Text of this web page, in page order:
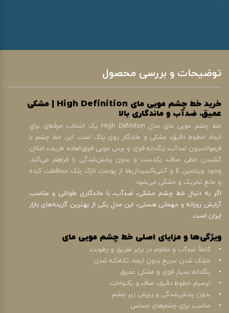
توضیحات و بررسی محصول
خرید خط چشم مویی مای High Definition | مشکی
عمیق، ضدآب و ماندگاری بالا
خط چشم مویی مای مدل High Definition یک انتخاب حرفه‌ای برای
ایجاد خطوط دقیق، مشکی و ماندگار روی پلک است. این خط چشم با
فرمولاسیون ضدآب، رنگدانه قوی و برس مویی فوق‌العاده ظریف، امکان
کشیدن خطی صاف، یکدست و بدون پخش‌شدگی را فراهم می‌کند.
وجود ویتامین E و آنتی‌اکسیدان‌ها از پوست نازک پلک محافظت کرده
و مانع تحریک و خشکی می‌شود.
اگر به دنبال خط چشم مشکی، ضدآب، با ماندگاری طولانی و مناسب
آرایش روزانه و مهمانی هستی، این مدل یکی از بهترین گزینه‌های بازار
ایران است.
ویژگی‌ها و مزایای اصلی خط چشم مویی مای
• کاملاً ضدآب و مقاوم در برابر تعریق و رطوبت
• خشک شدن سریع بدون ایجاد تکه‌تکه شدن
• رنگدانه بسیار قوی و مشکی عمیق
• ترسیم خطوط دقیق، صاف و یکنواخت
• بدون پخش‌شدگی و ریزش زیر چشم
• مناسب برای چشم‌های حساس